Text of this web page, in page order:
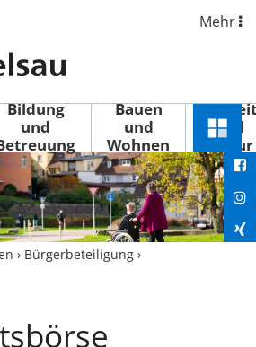
Mehr
Bildung
und
Bauen
und
Wohnen
Freizeit
und
Kultur
Menü
› Bürgerbeteiligung ›